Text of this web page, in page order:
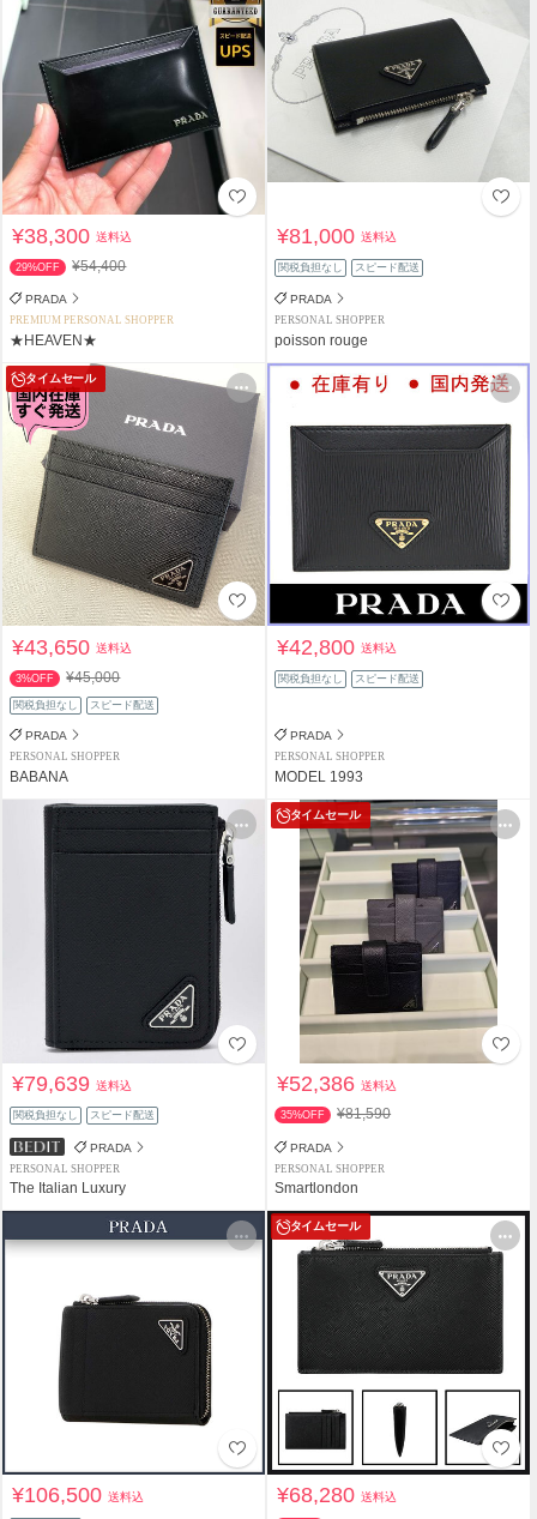
¥38,300送料込
29%OFF ¥54,400
PRADA
PREMIUM PERSONAL SHOPPER
★HEAVEN★
¥81,000送料込
関税負担なし スピード配送
PRADA
PERSONAL SHOPPER
poisson rouge
タイムセール
¥43,650送料込
3%OFF ¥45,000
関税負担なし スピード配送
PRADA
PERSONAL SHOPPER
BABANA
¥42,800送料込
関税負担なし スピード配送
PRADA
PERSONAL SHOPPER
MODEL 1993
¥79,639送料込
関税負担なし スピード配送
PRADA
PERSONAL SHOPPER
The Italian Luxury
タイムセール
¥52,386送料込
35%OFF ¥81,590
PRADA
PERSONAL SHOPPER
Smartlondon
¥106,500送料込
タイムセール
¥68,280送料込